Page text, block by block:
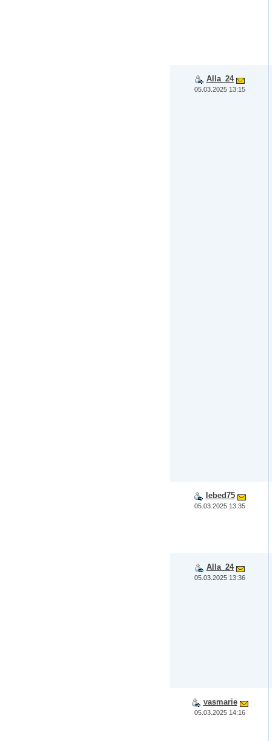
Alla_24
05.03.2025 13:15
lebed75
05.03.2025 13:35
Alla_24
05.03.2025 13:36
vasmarie
05.03.2025 14:16